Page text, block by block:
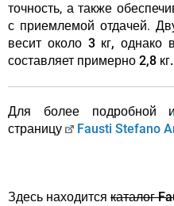
точность, а также
с приемлемой отдачей.
весит около 3 кг, однако
составляет примерно 2,8 кг.
Для более подробной
страницу
Fausti Stefano
Здесь находится каталог